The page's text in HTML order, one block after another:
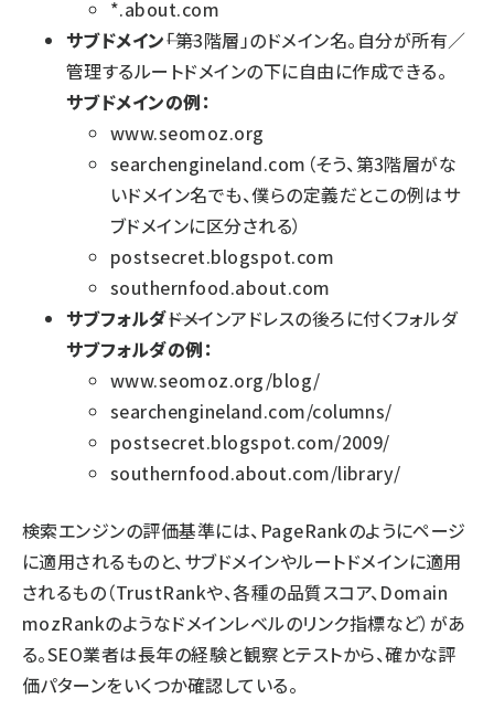
*.about.com
サブドメイン――「第3階層」のドメイン名。自分が所有／
管理するルートドメインの下に自由に作成できる。
サブドメインの例：
www.seomoz.org
searchengineland.com（そう、第3階層がな
いドメイン名でも、僕らの定義だとこの例はサ
ブドメインに区分される）
postsecret.blogspot.com
southernfood.about.com
サブフォルダ――ドメインアドレスの後ろに付くフォルダ
サブフォルダの例：
www.seomoz.org/blog/
searchengineland.com/columns/
postsecret.blogspot.com/2009/
southernfood.about.com/library/
検索エンジンの評価基準には、PageRankのようにページ
に適用されるものと、サブドメインやルートドメインに適用
されるもの（TrustRankや、各種の品質スコア、Domain
mozRankのようなドメインレベルのリンク指標など）があ
る。SEO業者は長年の経験と観察とテストから、確かな評
価パターンをいくつか確認している。